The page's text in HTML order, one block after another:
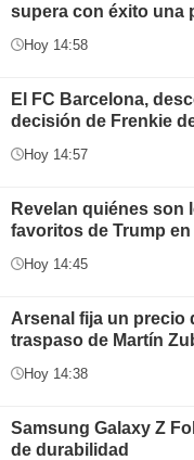
supera con éxito una
Hoy 14:58
El FC Barcelona,
decisión de Frenkie
Hoy 14:57
Revelan quiénes son
favoritos de Trump en
Hoy 14:45
Arsenal fija un precio
traspaso de Martín
Hoy 14:38
Samsung Galaxy Z
de durabilidad